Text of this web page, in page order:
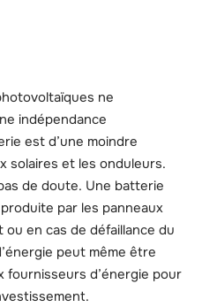
ne
indépendance
est d’une moindre
solaires et les onduleurs.
de doute. Une batterie
par les panneaux
ou en cas de défaillance du
peut même être
fournisseurs d’énergie pour